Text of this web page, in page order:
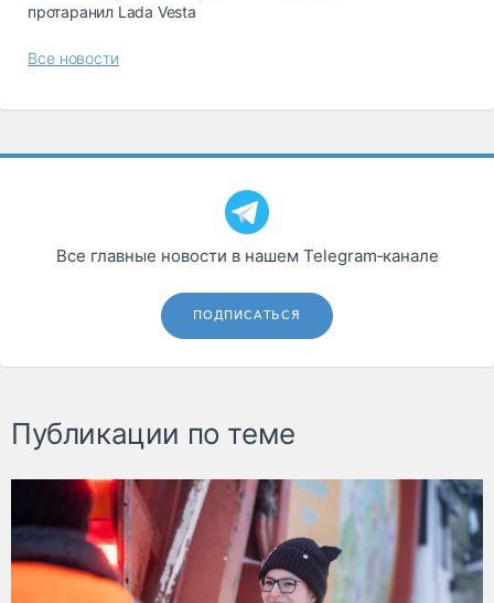
протаранил Lada Vesta
Все новости
Все главные новости в нашем Telegram‑канале
ПОДПИСАТЬСЯ
Публикации по теме